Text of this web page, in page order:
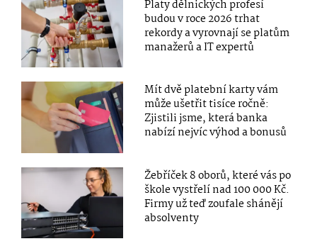
Platy dělnických profesí
budou v roce 2026 trhat
rekordy a vyrovnají se platům
manažerů a IT expertů
Mít dvě platební karty vám
může ušetřit tisíce ročně:
Zjistili jsme, která banka
nabízí nejvíc výhod a bonusů
Žebříček 8 oborů, které vás po
škole vystřelí nad 100 000 Kč.
Firmy už teď zoufale shánějí
absolventy